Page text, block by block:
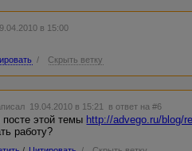
в 15:00
/ Скрыть ветку
19.04.2010 в 15:21 в ответ на #6
этой темы http://advego.ru/blog/
работу?